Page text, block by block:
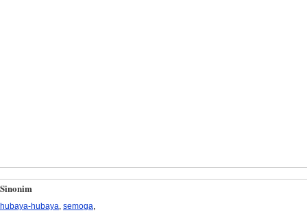
Sinonim
hubaya-hubaya semoga